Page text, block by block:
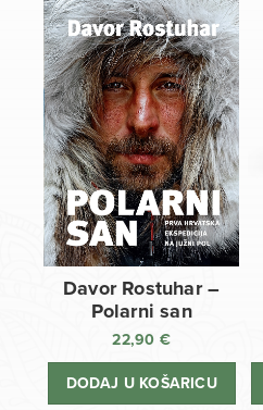
Davor Rostuhar –
Polarni san
22,90 €
DODAJ U KOŠARICU